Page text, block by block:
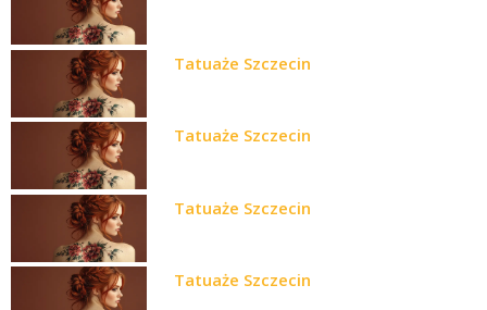
Tatuaże Szczecin
Tatuaże Szczecin
Tatuaże Szczecin
Tatuaże Szczecin